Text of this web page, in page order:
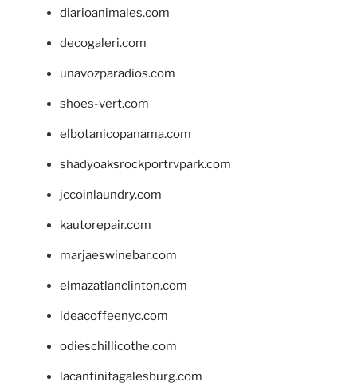
diarioanimales.com
decogaleri.com
unavozparadios.com
shoes-vert.com
elbotanicopanama.com
shadyoaksrockportrvpark.com
jccoinlaundry.com
kautorepair.com
marjaeswinebar.com
elmazatlanclinton.com
ideacoffeenyc.com
odieschillicothe.com
lacantinitagalesburg.com